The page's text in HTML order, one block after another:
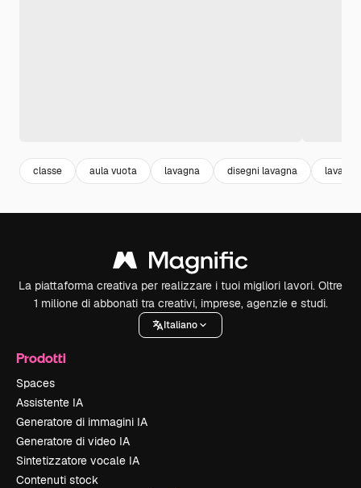
classe aula vuota lavagna disegni lavagna
La piattaforma creativa per realizzare i tuoi migliori lavori. Oltre
1 milione di abbonati tra creativi, imprese, agenzie e studi.
Italiano
Prodotti
Spaces
Assistente IA
Generatore di immagini IA
Generatore di video IA
Sintetizzatore vocale IA
Contenuti stock